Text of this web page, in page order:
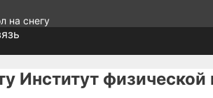
на снегу
Институт